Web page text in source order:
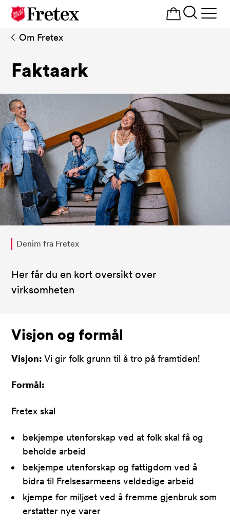
Åpne
Om Fretex
Faktaark
Denim fra Fretex
Her får du en kort oversikt over
virksomheten
Visjon og formål
Visjon: Vi gir folk grunn til å tro på framtiden!
Formål:
Fretex skal
bekjempe utenforskap ved at folk skal få og
beholde arbeid
bekjempe utenforskap og fattigdom ved å
bidra til Frelsesarmeens veldedige arbeid
kjempe for miljøet ved å fremme gjenbruk som
erstatter nye varer